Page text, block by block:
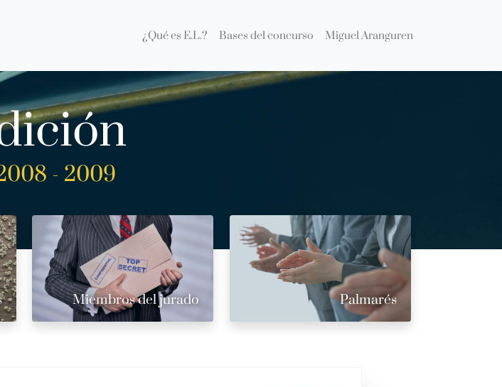
¿Qué es E.L.? Bases del concurso Miguel Aranguren
- 2009
Miembros del jurado Palmarés